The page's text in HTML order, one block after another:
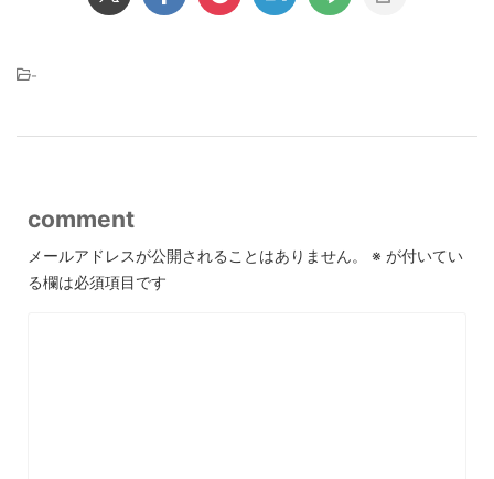
-
comment
メールアドレスが公開されることはありません。 ※ が付いてい
る欄は必須項目です